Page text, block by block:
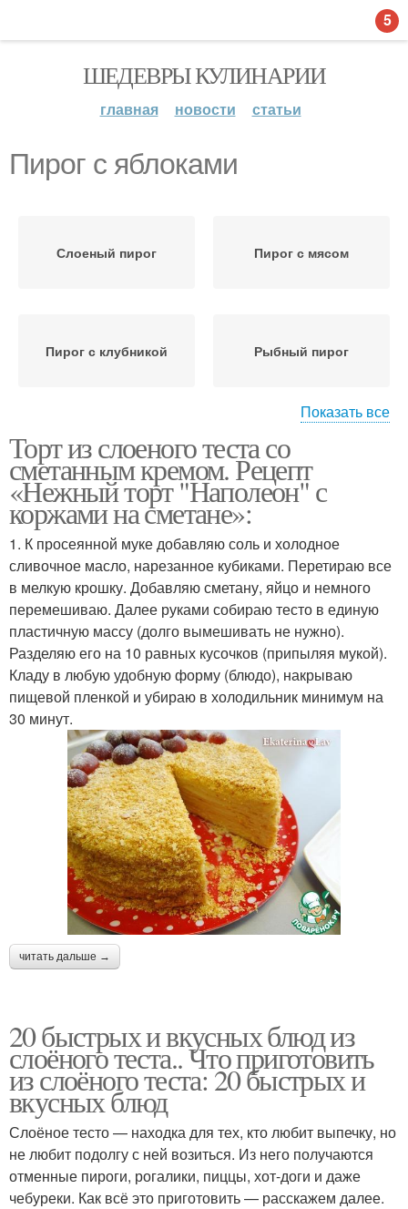
ШЕДЕВРЫ КУЛИНАРИИ
главная новости статьи
Пирог с яблоками
Слоеный пирог Пирог с мясом
Пирог с клубникой Рыбный пирог
сыром
Пирог с капустой
Тест с яблоками Слойки с яблоками
Штрудель с яблоками
Пирог из слоеного
теста
Быстрый пирог
Пирог с малиновым
Красивый пирог
Картофельно-мясной
пирог
Пирог с сыром
Пирог с маргарита Творожный пирог
Пирог из творога Пирог в духовке
Показать все
Торт из слоеного теста со
сметанным кремом. Рецепт
«Нежный торт "Наполеон" с
коржами на сметане»:
1. К просеянной муке добавляю соль и холодное
сливочное масло, нарезанное кубиками. Перетираю все
в мелкую крошку. Добавляю сметану, яйцо и немного
перемешиваю. Далее руками собираю тесто в единую
пластичную массу (долго вымешивать не нужно).
Разделяю его на 10 равных кусочков (припыляя мукой).
Кладу в любую удобную форму (блюдо), накрываю
пищевой пленкой и убираю в холодильник минимум на
30 минут.
читать дальше →
20 быстрых и вкусных блюд из
слоёного теста.. Что приготовить
из слоёного теста: 20 быстрых и
вкусных блюд
Слоёное тесто — находка для тех, кто любит выпечку, но
не любит подолгу с ней возиться. Из него получаются
отменные пироги, рогалики, пиццы, хот-доги и даже
чебуреки. Как всё это приготовить — расскажем далее.
5